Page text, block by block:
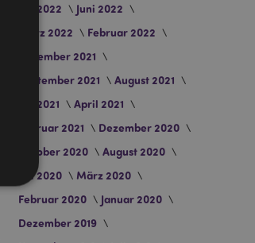
Juli 2022
Juni 2022
März 2022
Februar 2022
November 2021
September 2021
August 2021
Juli 2021
April 2021
Februar 2021
Dezember 2020
Oktober 2020
August 2020
Juli 2020
März 2020
Februar 2020
Januar 2020
Dezember 2019